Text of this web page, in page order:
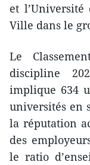
et
Ville dans le
Le
discipline
implique 634
universités en
la réputation
des
le ratio